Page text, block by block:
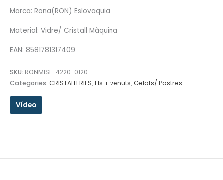
Marca: Rona(RON) Eslovaquia
Material: Vidre/ Cristall Màquina
EAN: 8581781317409
SKU: RONMISE-4220-0120
Categories: CRISTALLERIES,Els + venuts,Gelats/ Postres
Vídeo